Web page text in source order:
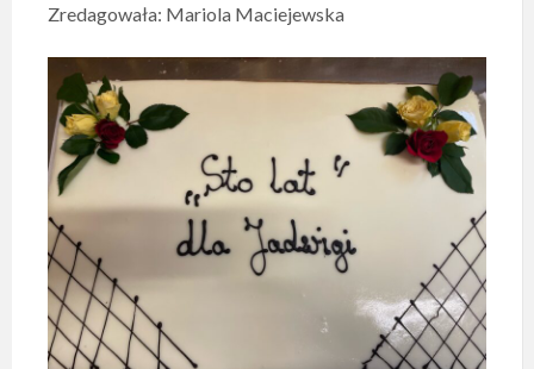
Zredagowała: Mariola Maciejewska